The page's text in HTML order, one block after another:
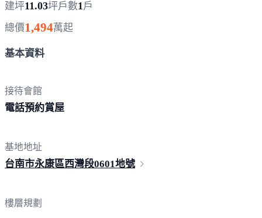
建坪11.03坪戶數1 戶
總價1,494萬起
基本資料
接待會館
電話預約賞屋
基地地址
台南市永康區西灣段0601地號
樓層規劃